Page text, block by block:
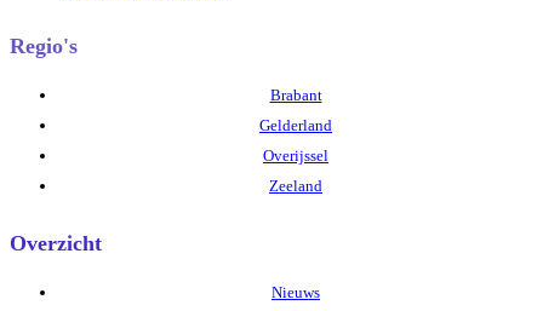
Regio's
Brabant
Gelderland
Overijssel
Zeeland
Overzicht
Nieuws